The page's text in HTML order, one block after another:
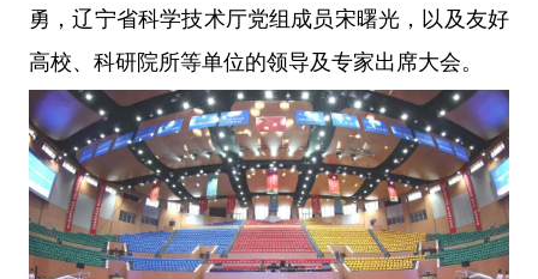
勇，辽宁省科学技术厅党组成员宋曙光，以及友好
高校、科研院所等单位的领导及专家出席大会。